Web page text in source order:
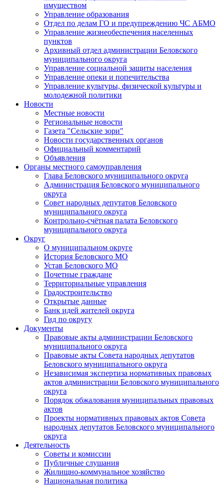
имуществом
Управление образования
Отдел по делам ГО и предупреждению ЧС АБМО
Управление жизнеобеспечения населенных
пунктов
Архивный отдел администрации Беловского
муниципального округа
Управление социальной защиты населения
Управление опеки и попечительства
Управление культуры, физической культуры и
молодежной политики
Новости
Местные новости
Региональные новости
Газета "Сельские зори"
Новости государственных органов
Официальный комментарий
Объявления
Органы местного самоуправления
Глава Беловского муниципального округа
Администрация Беловского муниципального
округа
Совет народных депутатов Беловского
муниципального округа
Контрольно-счётная палата Беловского
муниципального округа
Округ
О муниципальном округе
История Беловского МО
Устав Беловского МО
Почетные граждане
Территориальные управления
Градостроительство
Открытые данные
Банк идей жителей округа
Гид по округу
Документы
Правовые акты администрации Беловского
муниципального округа
Правовые акты Совета народных депутатов
Беловского муниципального округа
Независимая экспертиза нормативных правовых
актов администрации Беловского муниципального
округа
Порядок обжалования муниципальных правовых
актов
Проекты нормативных правовых актов Совета
народных депутатов Беловского муниципального
округа
Деятельность
Советы и комиссии
Публичные слушания
Жилищно-коммунальное хозяйство
Национальная политика